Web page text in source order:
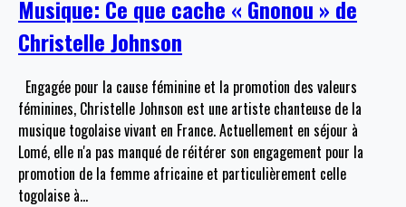
Musique: Ce que cache « Gnonou » de
Christelle Johnson
Engagée pour la cause féminine et la promotion des valeurs
féminines, Christelle Johnson est une artiste chanteuse de la
musique togolaise vivant en France. Actuellement en séjour à
Lomé, elle n'a pas manqué de réitérer son engagement pour la
promotion de la femme africaine et particulièrement celle
togolaise à…